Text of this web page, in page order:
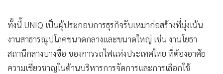
ทั้งนี้ UNIQ เป็นผู้ประกอบการธุรกิจรับเหมาก่อสร้างที่มุ่งเน้น
งานสาธารณูปโภคขนาดกลางและขนาดใหญ่ เช่น งานโยธา
สถานีกลางบางซื่อ ของการรถไฟแห่งประเทศไทย ที่ต้องอาศัย
ความเชี่ยวชาญในด้านบริหารการจัดการและการเลือกใช้